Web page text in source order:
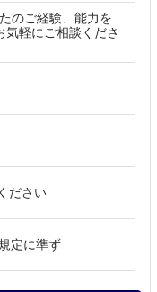
のご経験、能力を
気軽にご相談くださ
ださい
定に準ず